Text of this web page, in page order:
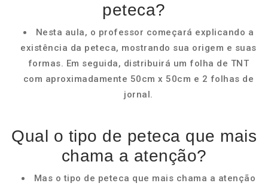
peteca?
Nesta aula, o professor começará explicando a
existência da peteca, mostrando sua origem e suas
formas. Em seguida, distribuirá um folha de TNT
com aproximadamente 50cm x 50cm e 2 folhas de
jornal.
Qual o tipo de peteca que mais
chama a atenção?
Mas o tipo de peteca que mais chama a atenção